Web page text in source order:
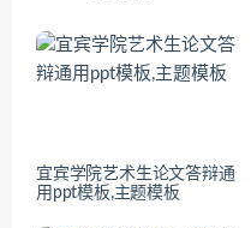
宜宾学院艺术生论文答辩通
用ppt模板,主题模板